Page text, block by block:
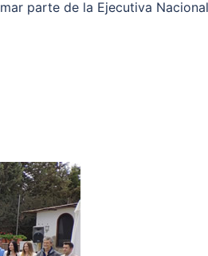
parte de la Ejecutiva Nacional